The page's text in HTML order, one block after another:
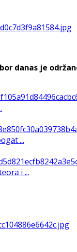
danas je
...
i ...